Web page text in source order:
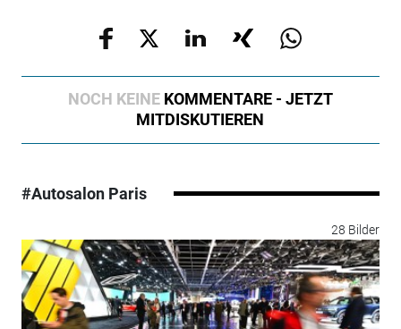
NOCH KEINE KOMMENTARE - JETZT
MITDISKUTIEREN
#Autosalon Paris
28 Bilder